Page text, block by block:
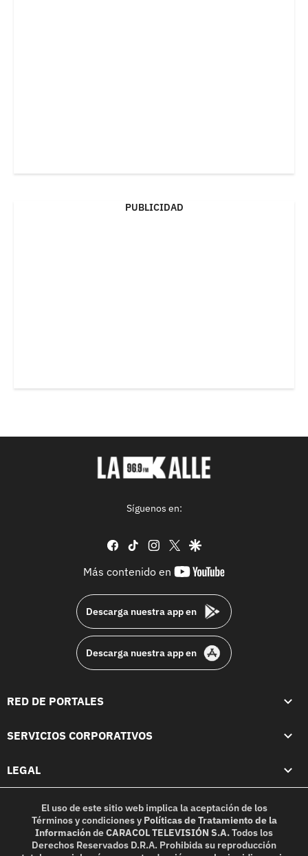
PUBLICIDAD
Síguenos en:
facebook
tiktok instagram
twittergoogle
Más contenido en
youtube-
Descarga nuestra app en
Descarga nuestra app en
RED DE PORTALES
SERVICIOS CORPORATIVOS
LEGAL
El uso de este sitio web implica la aceptación de los
Términos y condicionesy Políticas de Tratamiento de la
InformacióndeCARACOL TELEVISIÓN S.A.Todos los
Derechos Reservados D.R.A. Prohibida su reproducción